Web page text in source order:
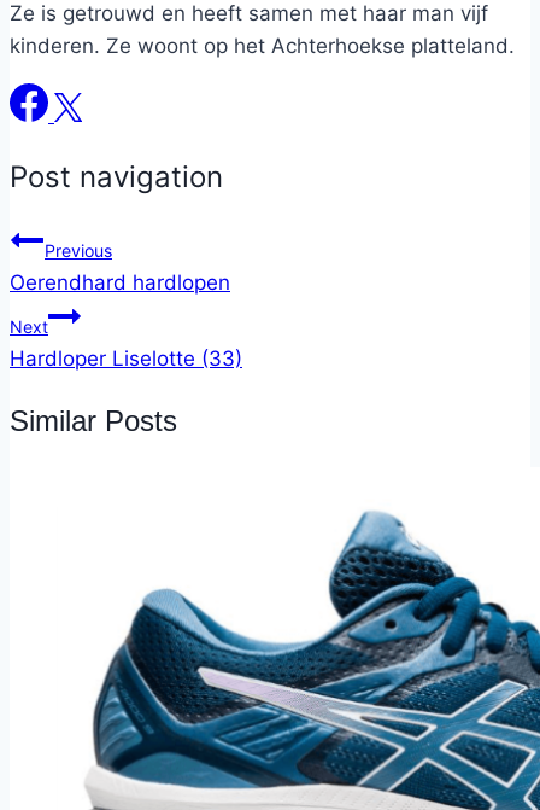
Ze is getrouwd en heeft samen met haar man vijf
kinderen. Ze woont op het Achterhoekse platteland.
Post navigation
Previous
Oerendhard hardlopen
Next
Hardloper Liselotte (33)
Similar Posts